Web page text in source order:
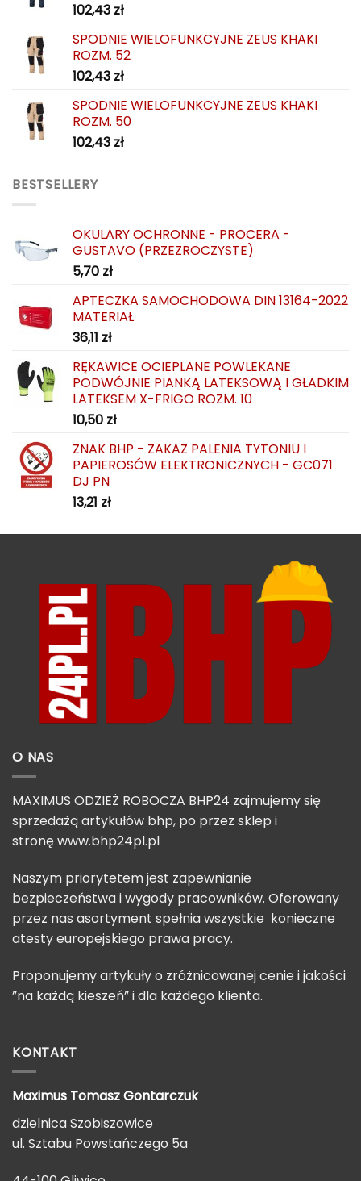
102,43 zł
SPODNIE WIELOFUNKCYJNE ZEUS KHAKI
ROZM. 52
102,43 zł
SPODNIE WIELOFUNKCYJNE ZEUS KHAKI
ROZM. 50
102,43 zł
BESTSELLERY
OKULARY OCHRONNE - PROCERA -
GUSTAVO (PRZEZROCZYSTE)
5,70 zł
APTECZKA SAMOCHODOWA DIN 13164-2022
MATERIAŁ
36,11 zł
RĘKAWICE OCIEPLANE POWLEKANE
PODWÓJNIE PIANKĄ LATEKSOWĄ I GŁADKIM
LATEKSEM X-FRIGO ROZM. 10
10,50 zł
ZNAK BHP - ZAKAZ PALENIA TYTONIU I
PAPIEROSÓW ELEKTRONICZNYCH - GC071
DJ PN
13,21 zł
O NAS
MAXIMUS ODZIEŻ ROBOCZA BHP24 zajmujemy się
sprzedażą artykułów bhp, po przez sklep i
stronę www.bhp24pl.pl
Naszym priorytetem jest zapewnianie
bezpieczeństwa i wygody pracowników. Oferowany
przez nas asortyment spełnia wszystkie konieczne
atesty europejskiego prawa pracy.
Proponujemy artykuły o zróżnicowanej cenie i jakości
”na każdą kieszeń” i dla każdego klienta.
KONTAKT
Maximus TomaszGontarczuk
dzielnica Szobiszowice
ul. Sztabu Powstańczego 5a